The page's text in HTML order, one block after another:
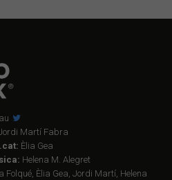
Martí Fabra
Èlia Gea
Helena M. Alegret
Folqué, Èlia Gea, Jordi Martí, Helena